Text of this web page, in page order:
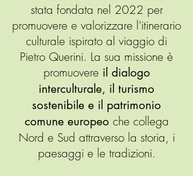
stata fondata nel 2022 per
promuovere e valorizzare l'itinerario
culturale ispirato al viaggio di
Pietro Querini. La sua missione è
promuovere il dialogo
interculturale, il turismo
sostenibile e il patrimonio
comune europeo che collega
Nord e Sud attraverso la storia, i
paesaggi e le tradizioni.